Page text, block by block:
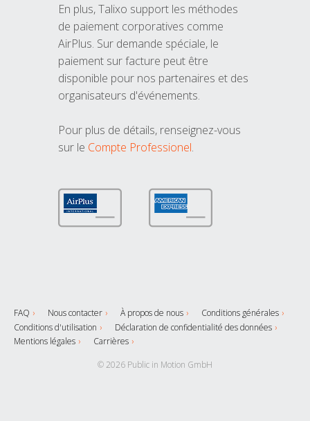
En plus, Talixo support les méthodes
de paiement corporatives comme
AirPlus. Sur demande spéciale, le
paiement sur facture peut être
disponible pour nos partenaires et des
organisateurs d'événements.
Pour plus de détails, renseignez-vous
sur le Compte Professionel.
FAQ Nous contacter À propos de nous
Conditions générales
Conditions d'utilisation
Déclaration de confidentialité des données
Mentions légales
Carrières
© 2026 Public in Motion GmbH